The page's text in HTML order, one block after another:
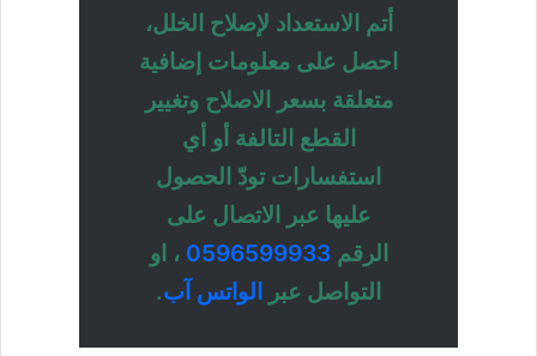
أتم الاستعداد لإصلاح الخلل،
احصل على معلومات إضافية
متعلقة بسعر الاصلاح وتغيير
القطع التالفة أو أي
استفسارات تودّ الحصول
عليها عبر الاتصال على
الرقم0596599933 ، او
التواصل عبر
الواتس آب.